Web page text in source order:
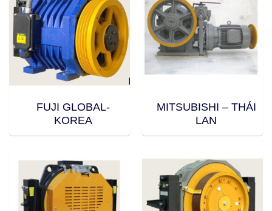
FUJI GLOBAL-
KOREA
MITSUBISHI – THÁI
LAN